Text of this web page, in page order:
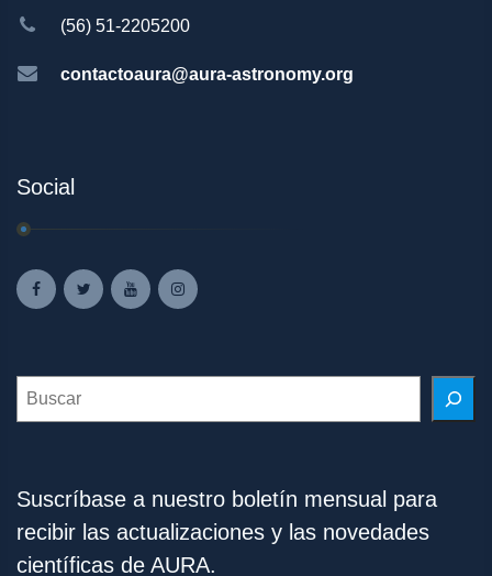
(56) 51-2205200
contactoaura@aura-astronomy.org
Social
Search
Suscríbase a nuestro boletín mensual para
recibir las actualizaciones y las novedades
científicas de AURA.